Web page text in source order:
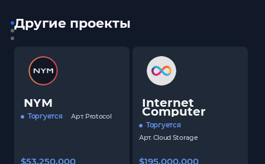
Другие проекты
NYM
Торгуется Арт. Protocol
$53,250,000
Internet
Computer
Торгуется
Арт. Cloud Storage
$195,000,000